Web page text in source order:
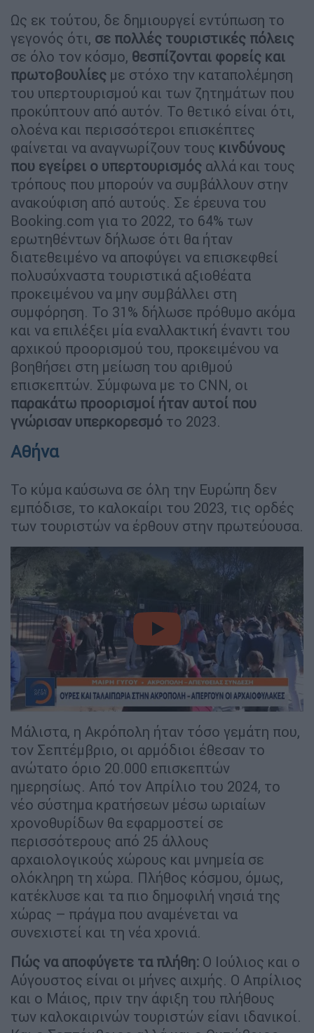
Ως εκ τούτου, δε δημιουργεί εντύπωση το
γεγονός ότι, σε πολλές τουριστικές πόλεις
σε όλο τον κόσμο, θεσπίζονται φορείς και
πρωτοβουλίες με στόχο την καταπολέμηση
του υπερτουρισμού και των ζητημάτων που
προκύπτουν από αυτόν. Το θετικό είναι ότι,
ολοένα και περισσότεροι επισκέπτες
φαίνεται να αναγνωρίζουν τους κινδύνους
που εγείρει ο υπερτουρισμός αλλά και τους
τρόπους που μπορούν να συμβάλλουν στην
ανακούφιση από αυτούς. Σε έρευνα του
Booking.com για το 2022, το 64% των
ερωτηθέντων δήλωσε ότι θα ήταν
διατεθειμένο να αποφύγει να επισκεφθεί
πολυσύχναστα τουριστικά αξιοθέατα
προκειμένου να μην συμβάλλει στη
συμφόρηση. Το 31% δήλωσε πρόθυμο ακόμα
και να επιλέξει μία εναλλακτική έναντι του
αρχικού προορισμού του, προκειμένου να
βοηθήσει στη μείωση του αριθμού
επισκεπτών. Σύμφωνα με το CNN, οι
παρακάτω προορισμοί ήταν αυτοί που
γνώρισαν υπερκορεσμό το 2023.
Αθήνα
Το κύμα καύσωνα σε όλη την Ευρώπη δεν
εμπόδισε, το καλοκαίρι του 2023, τις ορδές
των τουριστών να έρθουν στην πρωτεύουσα.
video
Μάλιστα, η Ακρόπολη ήταν τόσο γεμάτη που,
τον Σεπτέμβριο, οι αρμόδιοι έθεσαν το
ανώτατο όριο 20.000 επισκεπτών
ημερησίως. Από τον Απρίλιο του 2024, το
νέο σύστημα κρατήσεων μέσω ωριαίων
χρονοθυρίδων θα εφαρμοστεί σε
περισσότερους από 25 άλλους
αρχαιολογικούς χώρους και μνημεία σε
ολόκληρη τη χώρα. Πλήθος κόσμου, όμως,
κατέκλυσε και τα πιο δημοφιλή νησιά της
χώρας – πράγμα που αναμένεται να
συνεχιστεί και τη νέα χρονιά.
Πώς να αποφύγετε τα πλήθη: Ο Ιούλιος και ο
Αύγουστος είναι οι μήνες αιχμής. Ο Απρίλιος
και ο Μάιος, πριν την άφιξη του πλήθους
των καλοκαιρινών τουριστών είανι ιδανικοί.